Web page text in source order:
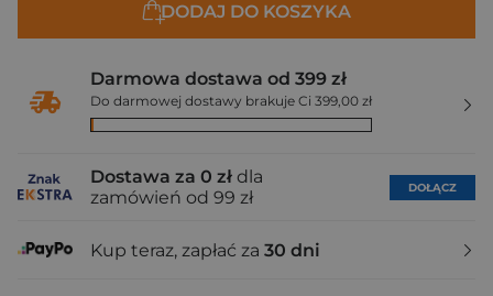
DODAJ DO KOSZYKA
Darmowa dostawa od 399 zł
Do darmowej dostawy brakuje Ci 399,00 zł
Dostawa za 0 zł dla
zamówień od 99 zł
DOŁĄCZ
Kup teraz, zapłać za 30 dni